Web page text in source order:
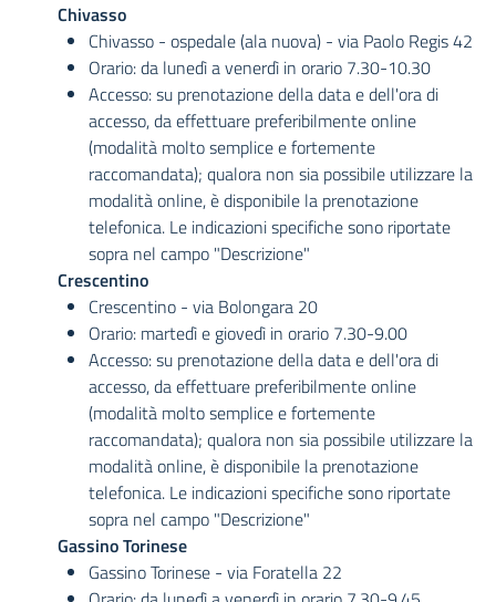
Chivasso
Chivasso - ospedale (ala nuova) - via Paolo Regis 42
Orario: da lunedì a venerdì in orario 7.30-10.30
Accesso: su prenotazione della data e dell'ora di
accesso, da effettuare preferibilmente online
(modalità molto semplice e fortemente
raccomandata); qualora non sia possibile utilizzare la
modalità online, è disponibile la prenotazione
telefonica. Le indicazioni specifiche sono riportate
sopra nel campo "Descrizione"
Crescentino
Crescentino - via Bolongara 20
Orario: martedì e giovedì in orario 7.30-9.00
Accesso: su prenotazione della data e dell'ora di
accesso, da effettuare preferibilmente online
(modalità molto semplice e fortemente
raccomandata); qualora non sia possibile utilizzare la
modalità online, è disponibile la prenotazione
telefonica. Le indicazioni specifiche sono riportate
sopra nel campo "Descrizione"
Gassino Torinese
Gassino Torinese - via Foratella 22